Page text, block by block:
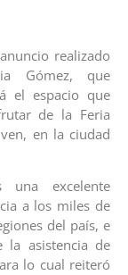
realizado
Gómez, que
el espacio que
de la Feria
en la ciudad
excelente
a los miles de
del país, e
la asistencia de
lo cual reiteró